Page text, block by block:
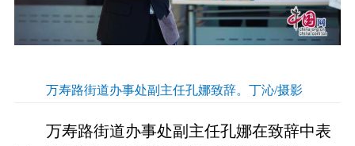
万寿路街道办事处副主任孔娜致辞。丁沁/摄影
万寿路街道办事处副主任孔娜在致辞中表